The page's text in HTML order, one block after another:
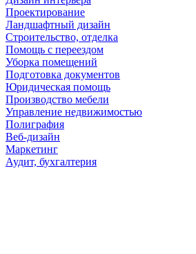
Проектирование
Ландшафтный дизайн
Строительство, отделка
Помощь с переездом
Уборка помещений
Подготовка документов
Юридическая помощь
Производство мебели
Управление недвижимостью
Полиграфия
Веб-дизайн
Маркетинг
Аудит, бухгалтерия